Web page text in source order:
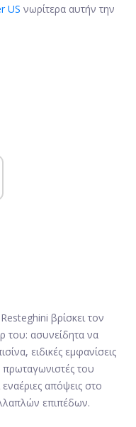
US νωρίτερα αυτήν την
βρίσκει τον
του: ασυνείδητα να
ειδικές εμφανίσεις
του
απόψεις στο
επιπέδων.